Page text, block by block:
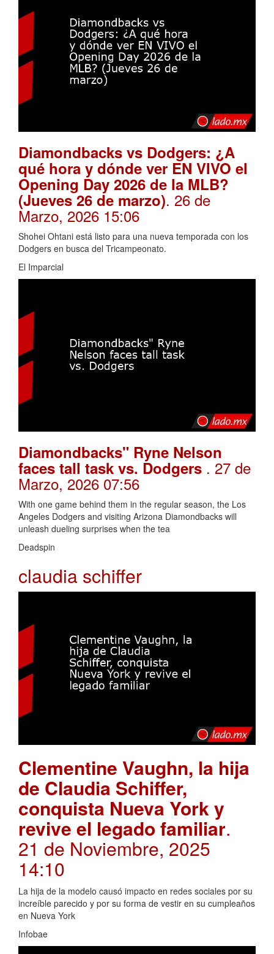
Diamondbacks vs Dodgers: ¿A
qué hora y dónde ver EN VIVO el
Opening Day 2026 de la MLB?
(Jueves 26 de marzo). 26 de
Marzo, 2026 15:06
Shohei Ohtani está listo para una nueva temporada con los
Dodgers en busca del Tricampeonato.
El Imparcial
Diamondbacks" Ryne Nelson
faces tall task vs. Dodgers . 27 de
Marzo, 2026 07:56
With one game behind them in the regular season, the Los
Angeles Dodgers and visiting Arizona Diamondbacks will
unleash dueling surprises when the tea
Deadspin
claudia schiffer
Clementine Vaughn, la hija
de Claudia Schiffer,
conquista Nueva York y
revive el legado familiar.
21 de Noviembre, 2025
14:10
La hija de la modelo causó impacto en redes sociales por su
increíble parecido y por su forma de vestir en su cumpleaños
en Nueva York
Infobae